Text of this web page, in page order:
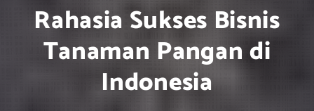
Rahasia Sukses Bisnis
Tanaman Pangan di
Indonesia